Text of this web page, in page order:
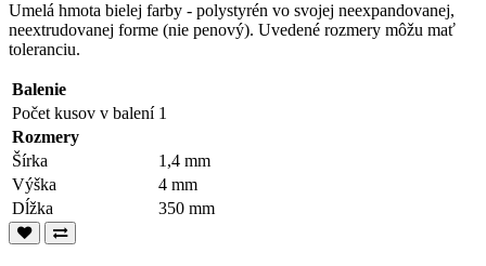
Umelá hmota bielej farby - polystyrén vo svojej neexpandovanej,
neextrudovanej forme (nie penový). Uvedené rozmery môžu mať
toleranciu.
Balenie
Počet kusov v balení 1
Rozmery
Šírka
1,4 mm
Výška
4 mm
Dĺžka
350 mm